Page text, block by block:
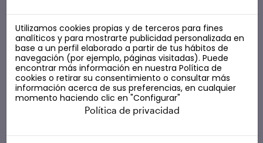
COSMÉTICA LOW COST
Utilizamos cookies propias y de terceros para fines
analíticos y para mostrarte publicidad personalizada en
base a un perfil elaborado a partir de tus hábitos de
navegación (por ejemplo, páginas visitadas). Puede
encontrar más información en nuestra Política de
cookies o retirar su consentimiento o consultar más
información acerca de sus preferencias, en cualquier
momento haciendo clic en "Configurar"
Política de privacidad